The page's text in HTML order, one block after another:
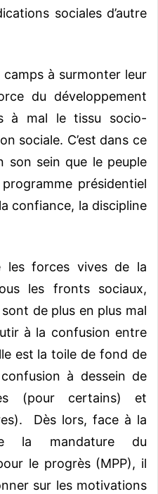
sociales d’autre
camps à surmonter leur
du développement
à mal le tissu socio-
sociale. C’est dans ce
son sein que le peuple
présidentiel
confiance, la discipline
les forces vives de la
les fronts sociaux,
de plus en plus mal
à la confusion entre
est la toile de fond de
à dessein de
(pour certains) et
Dès lors, face à la
la mandature du
le progrès (MPP), il
sur les motivations